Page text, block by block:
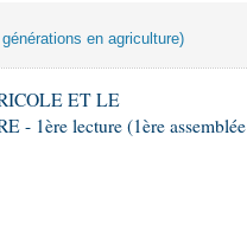
en agriculture)
ET LE
1ère lecture (1ère assemblée